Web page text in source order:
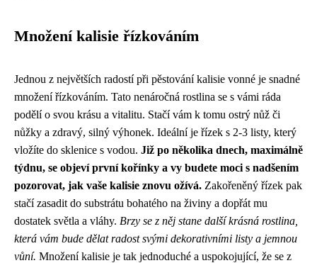
Množení kalisie řízkováním
Jednou z největších radostí při pěstování kalisie vonné je snadné
množení řízkováním. Tato nenáročná rostlina se s vámi ráda
podělí o svou krásu a vitalitu. Stačí vám k tomu ostrý nůž či
nůžky a zdravý, silný výhonek. Ideální je řízek s 2-3 listy, který
vložíte do sklenice s vodou. Již po několika dnech, maximálně
týdnu, se objeví první kořínky a vy budete moci s nadšením
pozorovat, jak vaše kalisie znovu ožívá. Zakořeněný řízek pak
stačí zasadit do substrátu bohatého na živiny a dopřát mu
dostatek světla a vláhy. Brzy se z něj stane další krásná rostlina,
která vám bude dělat radost svými dekorativními listy a jemnou
vůní. Množení kalisie je tak jednoduché a uspokojující, že se z